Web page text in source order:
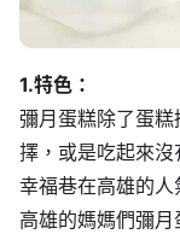
1.特色：
彌月蛋糕除了蛋
擇，或是吃起來
幸福巷在高雄的人
高雄的媽媽們彌